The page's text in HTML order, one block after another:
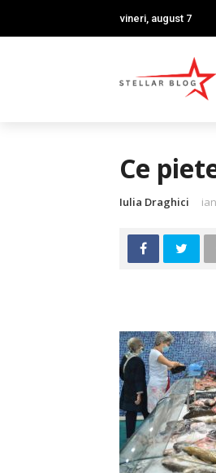
vineri, august 7
Ce
Iulia Draghici